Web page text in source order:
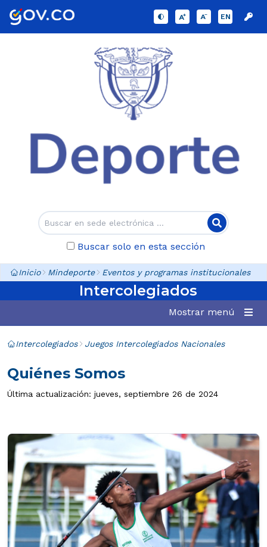
EN
Buscar solo en esta sección
Inicio Mindeporte Eventos y programas institucionales
Intercolegiados
Mostrar menú
Intercolegiados Juegos Intercolegiados Nacionales
Quiénes Somos
Última actualización: jueves, septiembre 26 de 2024